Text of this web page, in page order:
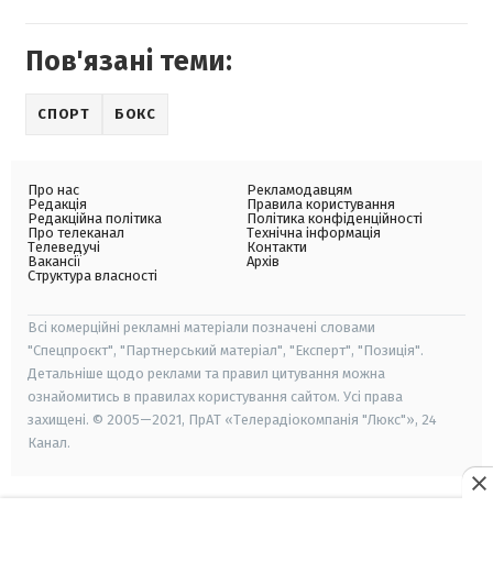
Пов'язані теми:
СПОРТ БОКС
Про нас
Редакція
Редакційна політика
Про телеканал
Телеведучі
Вакансії
Структура власності
Рекламодавцям
Правила користування
Політика конфіденційності
Технічна інформація
Контакти
Архів
Всі комерційні рекламні матеріали позначені словами
"Спецпроєкт", "Партнерський матеріал", "Експерт", "Позиція".
Детальніше щодо реклами та правил цитування можна
ознайомитись в правилах користування сайтом. Усі права
захищені. © 2005—2021, ПрАТ «Телерадіокомпанія "Люкс"», 24
Канал.